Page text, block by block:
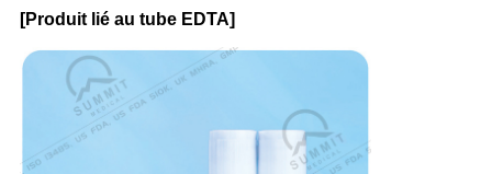
[Produit lié au tube EDTA]